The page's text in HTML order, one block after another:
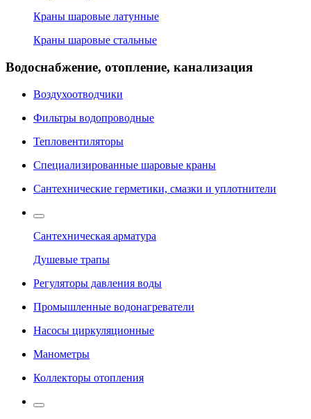
Краны шаровые латунные
Краны шаровые стальные
Водоснабжение, отопление, канализация
Воздухоотводчики
Фильтры водопроводные
Тепловентиляторы
Специализированные шаровые краны
Сантехнические герметики, смазки и уплотнители
Сантехническая арматура
Душевые трапы
Регуляторы давления воды
Промышленные водонагреватели
Насосы циркуляционные
Манометры
Коллекторы отопления